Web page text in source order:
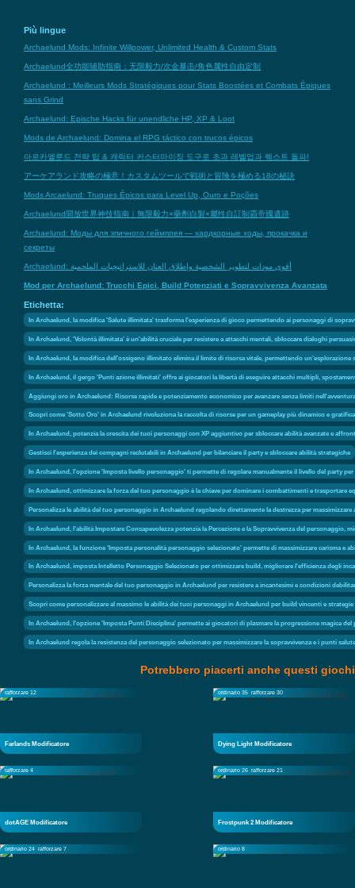
Più lingue
Archaelund Mods: Infinite Willpower, Unlimited Health & Custom Stats
Archaelund全功能辅助指南：无限毅力/次金暴击/角色属性自由定制
Archaelund : Meilleurs Mods Stratégiques pour Stats Boostées et Combats Épiques
sans Grind
Archaelund: Epische Hacks für unendliche HP, XP & Loot
Mods de Archaelund: Domina el RPG táctico con trucos épicos
아르카엘룬드 전략 팁 & 캐릭터 커스터마이징 도구로 초과 레벨업과 퀘스트 돌파!
アーケアランド攻略の極意！カスタムツールで戦術と冒険を極める18の秘訣
Mods Arcaelund: Truques Épicos para Level Up, Ouro e Poções
Archaelund開放世界神技指南｜無限毅力×藥劑自製×屬性自訂制霸帝國遺跡
Archaelund: Моды для эпичного геймплея — хардкорные ходы, прокачка и
секреты
Archaelund: أقوى مودات لتطوير الشخصية وإطلاق العنان للاستراتيجيات الملحمية
Mod per Archaelund: Trucchi Epici, Build Potenziati e Sopravvivenza Avanzata
Etichetta:
In Archaelund, la modifica 'Salute illimitata' trasforma l'esperienza di gioco permettendo ai personaggi di
In Archaelund, 'Volontà illimitata' è un'abilità cruciale per resistere a attacchi mentali, sbloccare dialoghi
In Archaelund, la modifica dell'ossigeno illimitato elimina il limite di risorsa vitale, permettendo
In Archaelund, il gergo 'Punti azione illimitati' offre ai giocatori la libertà di eseguire attacchi multipli,
Aggiungi oro in Archaelund: Risorse rapide e potenziamento economico per avanzare senza limiti
Scopri come 'Sotto Oro' in Archaelund rivoluziona la raccolta di risorse per un gameplay più dinamico e
In Archaelund, potenzia la crescita dei tuoi personaggi con XP aggiuntivo per sbloccare abilità avanzate e
Gestisci l'esperienza dei compagni reclutabili in Archaelund per bilanciare il party e sbloccare abilità strategiche
In Archaelund, l'opzione 'Imposta livello personaggio' ti permette di regolare manualmente il livello del party
In Archaelund, ottimizzare la forza del tuo personaggio è la chiave per dominare i combattimenti e trasportare
Personalizza le abilità del tuo personaggio in Archaelund regolando direttamente la destrezza per
In Archaelund, l'abilità Impostare Consapevolezza potenzia la Percezione e la Sopravvivenza del personaggio,
In Archaelund, la funzione 'Imposta personalità personaggio selezionato' permette di massimizzare carisma e
In Archaelund, imposta Intelletto Personaggio Selezionato per ottimizzare build, migliorare l'efficienza degli
Personalizza la forza mentale del tuo personaggio in Archaelund per resistere a incantesimi e condizioni
Scopri come personalizzare al massimo le abilità dei tuoi personaggi in Archaelund per build vincenti e
In Archaelund, l'opzione 'Imposta Punti Disciplina' permette ai giocatori di plasmare la progressione magica
In Archaelund regola la resistenza del personaggio selezionato per massimizzare la sopravvivenza e i punti
Potrebbero piacerti anche questi giochi
rafforzare 12
Farlands Modificatore
ordinario 35 rafforzare 30
Dying Light Modificatore
rafforzare 4
dotAGE Modificatore
ordinario 26 rafforzare 21
Frostpunk 2 Modificatore
ordinario 24 rafforzare 7 ordinario 8